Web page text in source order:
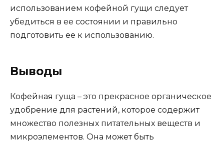
использованием кофейной гущи следует
убедиться в ее состоянии и правильно
подготовить ее к использованию.
Выводы
Кофейная гуща – это прекрасное органическое
удобрение для растений, которое содержит
множество полезных питательных веществ и
микроэлементов. Она может быть